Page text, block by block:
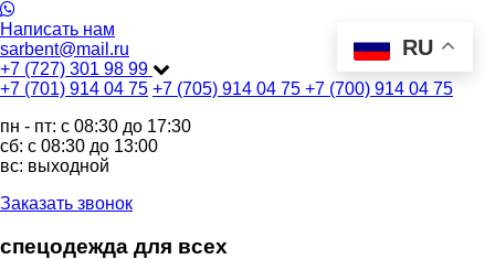
Написать нам
sarbent@mail.ru
+7 (727) 301 98 99
+7 (701) 914 04 75 +7 (705) 914 04 75 +7 (700) 914 04 75
пн - пт: c 08:30 до 17:30
сб: c 08:30 до 13:00
вс: выходной
Заказать звонок
спецодежда для всех
RU